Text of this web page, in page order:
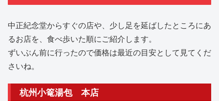
中正紀念堂からすぐの店や、少し足を延ばしたところにあ
るお店を、食べ歩いた順にご紹介します。
ずいぶん前に行ったので価格は最近の目安として見てくだ
さいね。
杭州小篭湯包 本店